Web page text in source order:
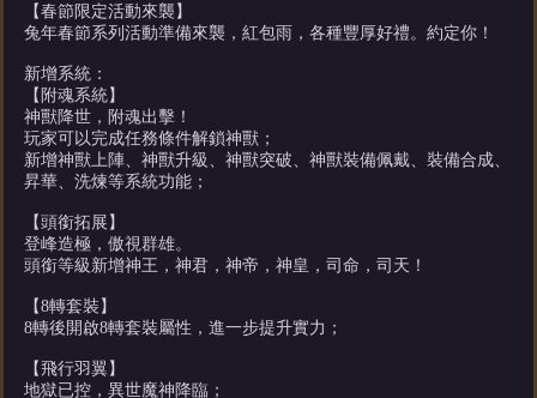
【春節限定活動來襲】
兔年春節系列活動準備來襲，紅包雨，各種豐厚好禮。約定你！
新增系統：
【附魂系統】
神獸降世，附魂出擊！
玩家可以完成任務條件解鎖神獸；
新增神獸上陣、神獸升級、神獸突破、神獸裝備佩戴、裝備合成、
昇華、洗煉等系統功能；
【頭銜拓展】
登峰造極，傲視群雄。
頭銜等級新增神王，神君，神帝，神皇，司命，司天！
【8轉套裝】
8轉後開啟8轉套裝屬性，進一步提升實力；
【飛行羽翼】
地獄已控，異世魔神降臨；